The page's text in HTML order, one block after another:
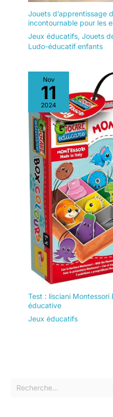
Jouets d’apprentissage
incontournable pour les
Jeux éducatifs, Jouets
Ludo-éducatif enfants
Nov
11
2024
Test : lisciani Montessori
éducative
Jeux éducatifs